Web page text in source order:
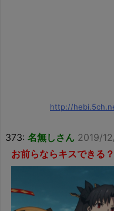
http://
373: 名無しさん 2019/
お前らならキスできる